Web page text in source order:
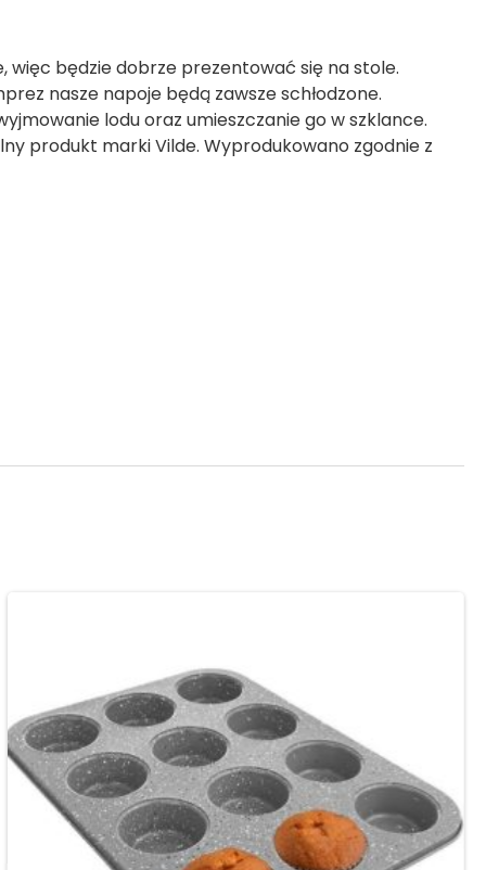
więc będzie dobrze prezentować się na stole.
nasze napoje będą zawsze schłodzone.
lodu oraz umieszczanie go w szklance.
produkt marki Vilde. Wyprodukowano zgodnie z